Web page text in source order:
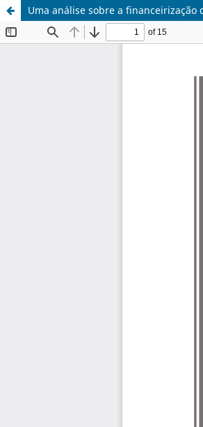
Uma análise sobre a